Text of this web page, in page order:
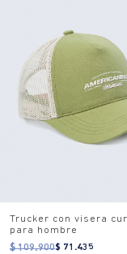
Trucker con visera
para hombre
$ 109.900$ 71.435